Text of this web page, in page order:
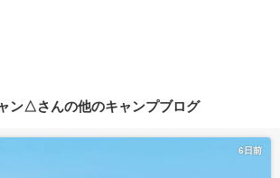
ン△さんの他のキャンプブログ
6日前